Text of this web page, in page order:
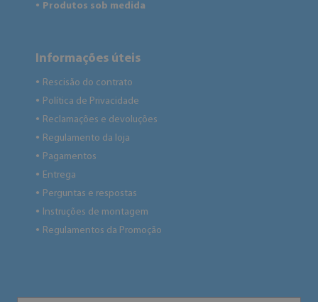
● Produtos sob medida
Informações úteis
● Rescisão do contrato
● Política de Privacidade
● Reclamações e devoluções
● Regulamento da loja
● Pagamentos
● Entrega
● Perguntas e respostas
● Instruções de montagem
● Regulamentos da Promoção